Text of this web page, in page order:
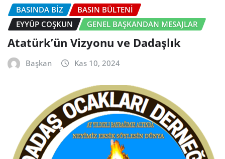
BASINDA BİZ
BASIN BÜLTENI
EYYÜP COŞKUN
GENEL BAŞKANDAN MESAJLAR
Atatürk’ün Vizyonu ve Dadaşlık
Başkan Kas 10, 2024